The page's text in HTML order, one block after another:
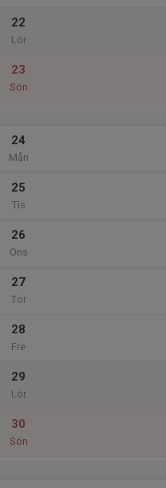
22
Lör
23
Sön
24
Mån
25
Tis
26
Ons
27
Tor
28
Fre
29
Lör
30
Sön